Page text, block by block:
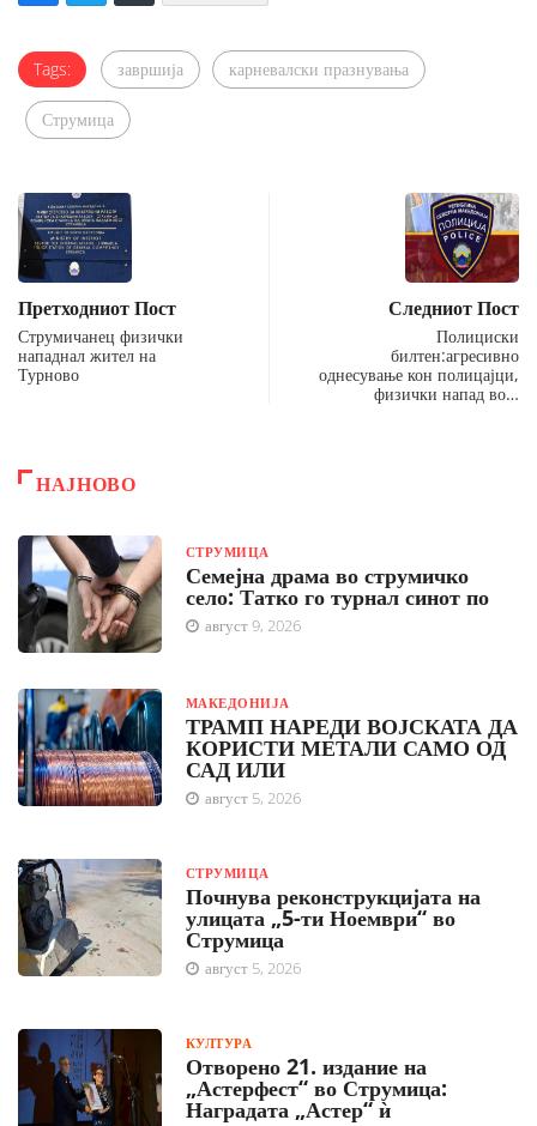
Tags: завршија карневалски празнувања
Струмица
Претходниот Пост
Струмичанец физички
нападнал жител на
Турново
Следниот Пост
Полициски
билтен:агресивно
однесување кон полицајци,
физички напад во…
НАЈНОВО
СТРУМИЦА
Семејна драма во струмичко
село: Татко го турнал синот по
август 9, 2026
МАКЕДОНИЈА
ТРАМП НАРЕДИ ВОЈСКАТА ДА
КОРИСТИ МЕТАЛИ САМО ОД
САД ИЛИ
август 5, 2026
СТРУМИЦА
Почнува реконструкцијата на
улицата „5-ти Ноември“ во
Струмица
август 5, 2026
КУЛТУРА
Отворено 21. издание на
„Астерфест“ во Струмица:
Наградата „Астер“ ѝ